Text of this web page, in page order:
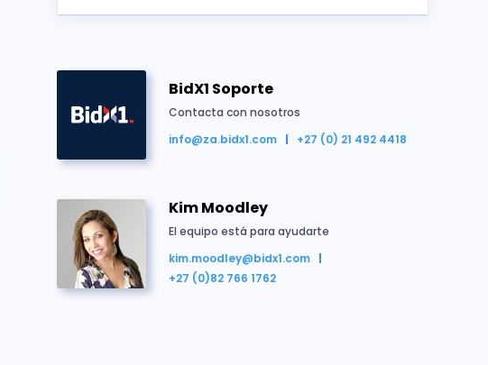
R575 000
R550 000 26/06/2025 11:23:00
123393 R500 000 26/06/2025 10:01:30
BidX1 Soporte
Contacta con nosotros
info@za.bidx1.com
+27 (0) 21 492 4418
Kim Moodley
El equipo está para ayudarte
kim.moodley@bidx1.com
+27 (0)82 766 1762